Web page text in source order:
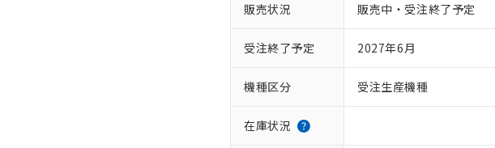
販売状況 販売中・受注終了予定
受注終了予定 2027年6月
機種区分 受注生産機種
在庫状況